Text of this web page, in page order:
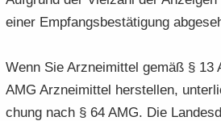
einer Emp­fangs­be­stä­ti­gung
Wenn Sie Arz­nei­mit­tel gemäß § 13
AMG Arz­nei­mit­tel her­stel­len,
chung nach § 64 AMG. Die